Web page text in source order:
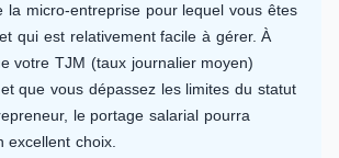
la micro-entreprise pour lequel vous êtes
qui est relativement facile à gérer. À
votre TJM (taux journalier moyen)
que vous dépassez les limites du statut
le portage salarial pourra
excellent choix.